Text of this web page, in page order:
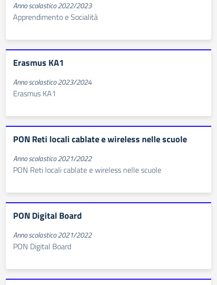
Anno scolastico 2022/2023
Apprendimento e Socialità
Erasmus KA1
Anno scolastico 2023/2024
Erasmus KA1
PON Reti locali cablate e wireless nelle scuole
Anno scolastico 2021/2022
PON Reti locali cablate e wireless nelle scuole
PON Digital Board
Anno scolastico 2021/2022
PON Digital Board